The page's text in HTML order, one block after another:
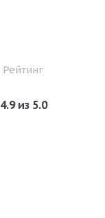
Рейтинг
4.9 из 5.0